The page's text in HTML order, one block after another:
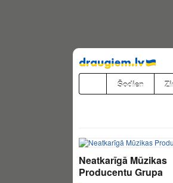
Pāriet
uz
saturu
Šodien
Neatkarīgā Mūzikas
Producentu Grupa